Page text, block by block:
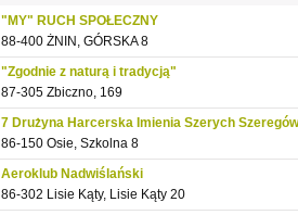
"MY" RUCH SPOŁECZNY
88-400 ŻNIN, GÓRSKA 8
"Zgodnie z naturą i tradycją"
87-305 Zbiczno, 169
7 Drużyna Harcerska Imienia Szerych
86-150 Osie, Szkolna 8
Aeroklub Nadwiślański
86-302 Lisie Kąty, Lisie Kąty 20